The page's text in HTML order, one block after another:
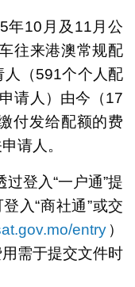
年10月及11月公
往来港澳常规配
人（591个个人配
请人）由今（17
付发给配额的费
请人。
过登入“一户通”提
入“商社通”或交
entry）
需于提交文件时